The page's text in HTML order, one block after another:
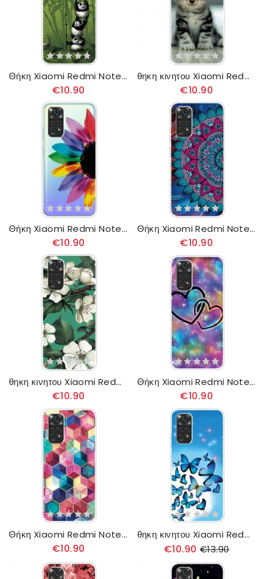
Θήκη Xiaomi Redmi Note 11 / 11S Μάτσο Πάντα
€10.90
θηκη κινητου Xiaomi Redmi Note 11 / 11S Γατάκι
€10.90
Θήκη Xiaomi Redmi Note 11 / 11S Χρωματιστά Πέταλα
€10.90
Θήκη Xiaomi Redmi Note 11 / 11S Πολύχρωμη Μάνταλα
€10.90
θηκη κινητου Xiaomi Redmi Note 11 / 11S Βαμμένα Λευκά Λουλούδια
€10.90
Θήκη Xiaomi Redmi Note 11 / 11S Αλυσοδεμένες Καρδιές
€10.90
Θήκη Xiaomi Redmi Note 11 / 11S Ζωγραφική 4g
€10.90
θηκη κινητου Xiaomi Redmi Note 11 / 11S Μπλε Πεταλούδες
€10.90 €13.90